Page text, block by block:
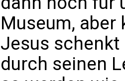
Museum, aber
Jesus schenkt
durch seinen